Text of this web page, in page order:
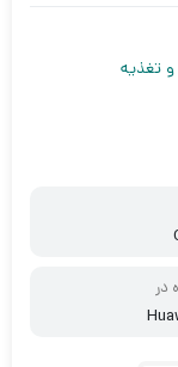
تغذیه
در